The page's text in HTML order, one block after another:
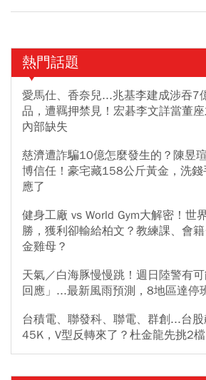
熱門話題
愛馬仕、香奈兒...兆基李建成涉吞7
品，遭羈押禁見！宏碁李文詳當董
內部缺失
慈濟遭詐騙10億怎麼發生的？陳昱
博信任！豪宅藏158公斤黃金，洗
應了
健身工廠 vs World Gym大解密！世
勝，獲利卻輸給柏文？教練課、會
金雞母？
天氣／白海豚慢慢跳！週日陸警有
回應」...最新風雨預測，8地區達停
台積電、聯發科、聯電、群創...台
45K，V型反轉來了？杜金龍先挑2檔